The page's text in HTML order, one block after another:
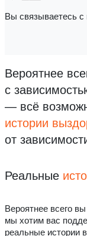
Вы связываетесь с
Вероятнее
с
— всё
истории
от
Реальные
Вероятнее всего
мы хотим вас
реальные истории